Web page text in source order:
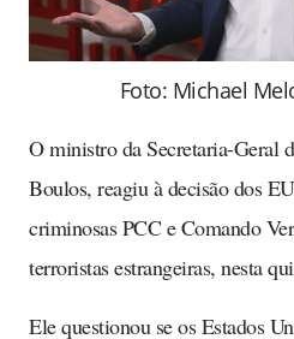
Foto: Michael
O ministro da Secretaria-Geral
Boulos, reagiu à decisão dos
criminosas PCC e Comando
terroristas estrangeiras, nesta
Ele questionou se os Estados